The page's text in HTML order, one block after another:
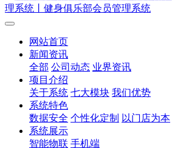
网站首页
新闻资讯
全部 公司动态 业界资讯
项目介绍
关于系统 七大模块 我们优势
系统特色
数据安全 个性化定制 以门店为本
系统展示
智能物联 手机端